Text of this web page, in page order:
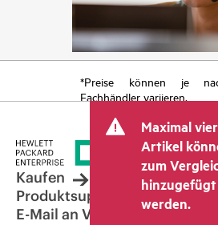
*Preise können je
Fachhändler variieren.
Maximal vier
Artikel
zum
hinzugefügt
werden.
Kaufen
Produktsupport
E-Mail an Vertrieb